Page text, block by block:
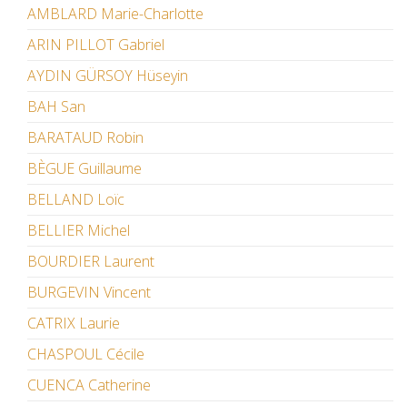
AMBLARD Marie-Charlotte
ARIN PILLOT Gabriel
AYDIN GÜRSOY Hüseyin
BAH San
BARATAUD Robin
BÈGUE Guillaume
BELLAND Loïc
BELLIER Michel
BOURDIER Laurent
BURGEVIN Vincent
CATRIX Laurie
CHASPOUL Cécile
CUENCA Catherine